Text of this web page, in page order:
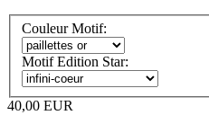
Couleur Motif:
Motif Edition Star:
40,00 EUR